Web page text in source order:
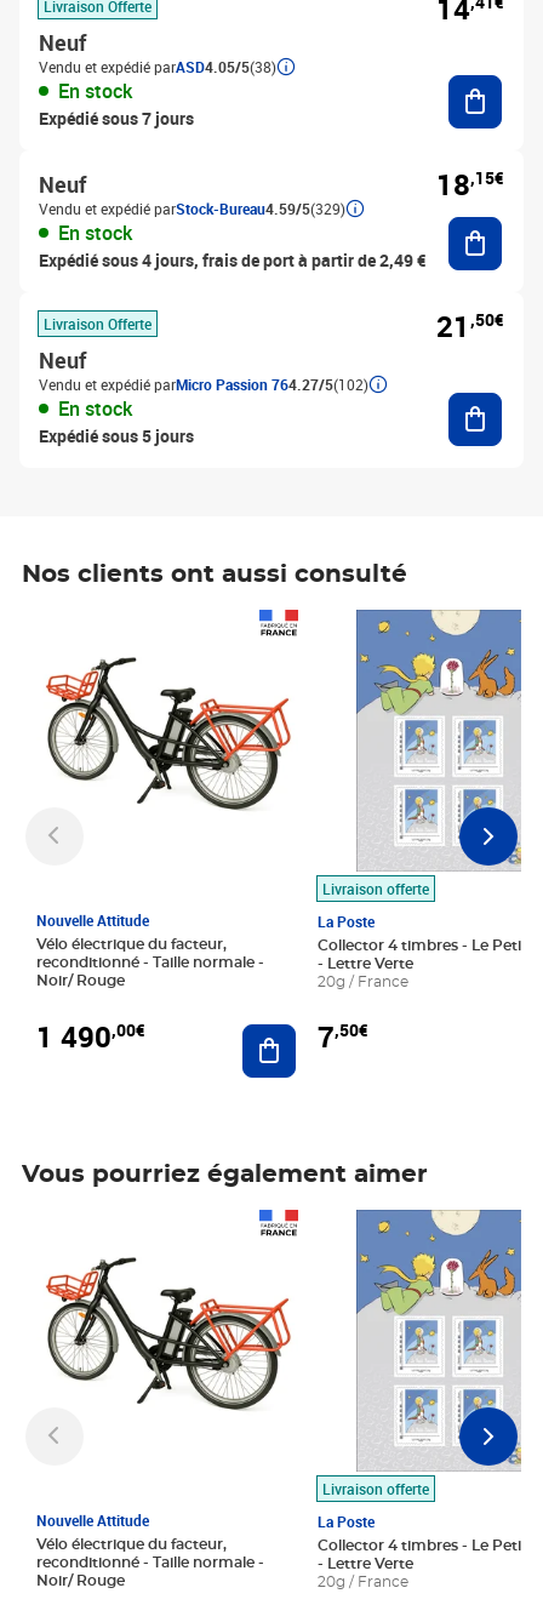
Livraison Offerte
Neuf
Vendu et expédié parASD4.05/5(38)
En stock
Expédié sous 7 jours
14
Neuf
Vendu et expédié parStock-Bureau4.59/5(329)
En stock
Expédié sous 4 jours, frais de port à partir de 2,49 €
18,15€
Livraison Offerte
Neuf
Vendu et expédié parMicro Passion 764.27/5(102)
En stock
Expédié sous 5 jours
21 ,50€
Nos clients ont aussi consulté
Nouvelle Attitude
Vélo électrique du facteur,
reconditionné - Taille normale -
Noir/ Rouge
1 490,00€ Ajouter au panier
Livraison offerte
La Poste
Collector 4 timbres - Le Petit
- Lettre Verte
20g / France
7,50€
Prix 7,50€
Vous pourriez également aimer
Nouvelle Attitude
Vélo électrique du facteur,
reconditionné - Taille normale -
Noir/ Rouge
Livraison offerte
La Poste
Collector 4 timbres - Le Petit
- Lettre Verte
20g / France
Prix 7,50€